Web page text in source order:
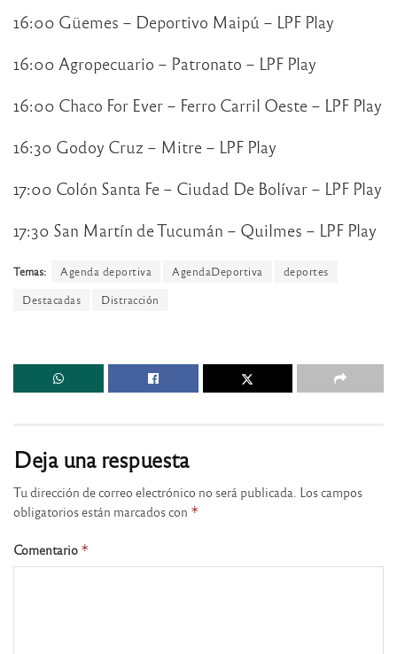
16:00 Güemes – Deportivo Maipú – LPF Play
16:00 Agropecuario – Patronato – LPF Play
16:00 Chaco For Ever – Ferro Carril Oeste – LPF Play
16:30 Godoy Cruz – Mitre – LPF Play
17:00 Colón Santa Fe – Ciudad De Bolívar – LPF Play
17:30 San Martín de Tucumán – Quilmes – LPF Play
Temas: Agenda deportiva AgendaDeportiva
deportes
Destacadas
Distracción
Deja una respuesta
Tu dirección de correo electrónico no será publicada. Los campos
obligatorios están marcados con *
Comentario *